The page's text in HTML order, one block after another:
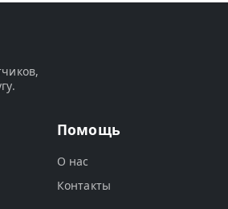
Помощь
О нас
Контакты